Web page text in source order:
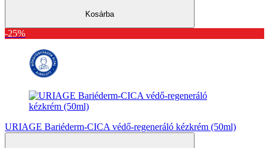
Kosárba
-25%
URIAGE Bariéderm-CICA védő-regeneráló kézkrém (50ml)